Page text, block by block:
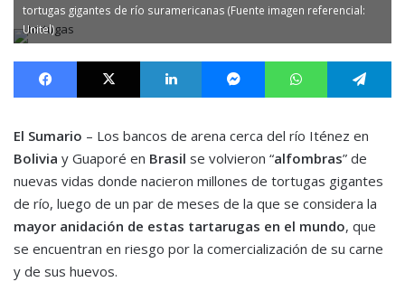
tortugas gigantes de río suramericanas (Fuente imagen referencial:
Unitel)
Facebook X LinkedIn MessengerWhatsApp
El Sumario – Los bancos de arena cerca del río Iténez en
Bolivia y Guaporé en Brasil se volvieron “alfombras” de
nuevas vidas donde nacieron millones de tortugas gigantes
de río, luego de un par de meses de la que se considera la
mayor anidación de estas tartarugas en el mundo, que
se encuentran en riesgo por la comercialización de su carne
y de sus huevos.